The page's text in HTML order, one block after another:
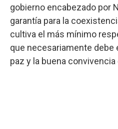
gobierno encabezado por
garantía para la
cultiva el más mínimo
que necesariamente debe
paz y la buena